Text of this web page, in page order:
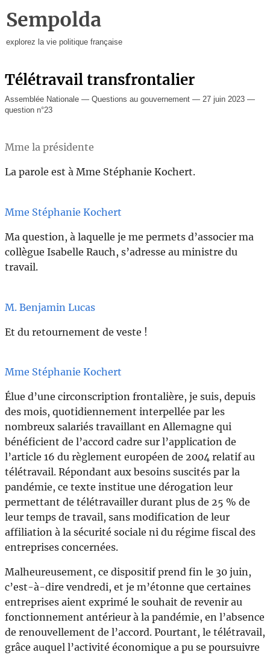
Sempolda
explorez la vie politique française
Télétravail transfrontalier
Assemblée Nationale — Questions au gouvernement — 27 juin 2023 —
question n°23
Mme la présidente
La parole est à Mme Stéphanie Kochert.
Mme Stéphanie Kochert
Ma question, à laquelle je me permets d’associer ma
collègue Isabelle Rauch, s’adresse au ministre du
travail.
M. Benjamin Lucas
Et du retournement de veste !
Mme Stéphanie Kochert
Élue d’une circonscription frontalière, je suis, depuis
des mois, quotidiennement interpellée par les
nombreux salariés travaillant en Allemagne qui
bénéficient de l’accord cadre sur l’application de
l’article 16 du règlement européen de 2004 relatif au
télétravail. Répondant aux besoins suscités par la
pandémie, ce texte institue une dérogation leur
permettant de télétravailler durant plus de 25 % de
leur temps de travail, sans modification de leur
affiliation à la sécurité sociale ni du régime fiscal des
entreprises concernées.
Malheureusement, ce dispositif prend fin le 30 juin,
c’est-à-dire vendredi, et je m’étonne que certaines
entreprises aient exprimé le souhait de revenir au
fonctionnement antérieur à la pandémie, en l’absence
de renouvellement de l’accord. Pourtant, le télétravail,
grâce auquel l’activité économique a pu se poursuivre